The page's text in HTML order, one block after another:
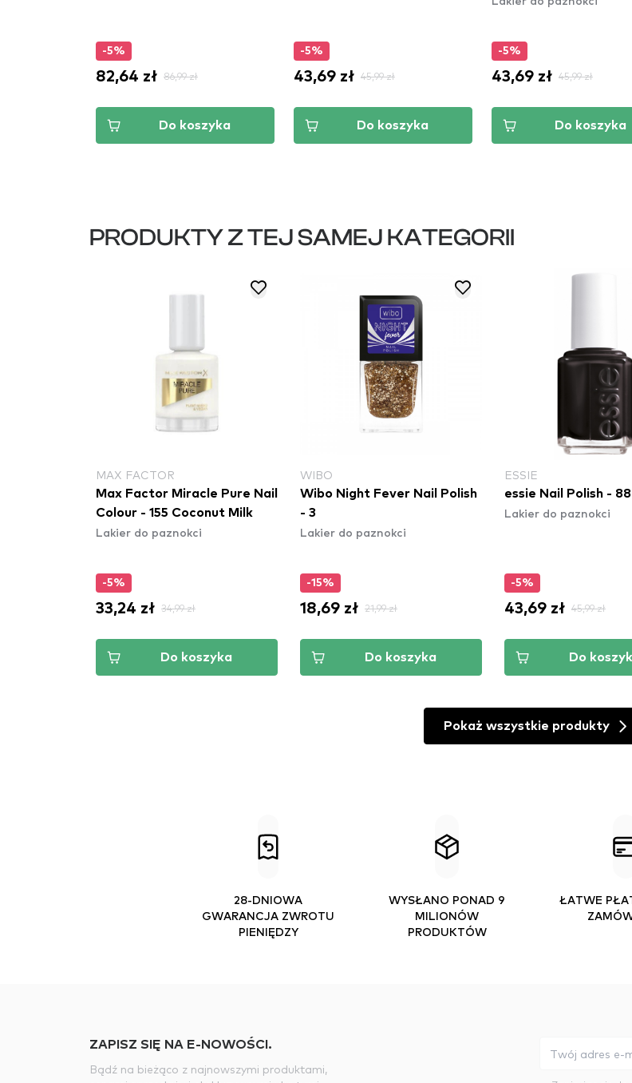
-5%
82,64 zł 86,99 zł
Do koszyka
-5%
43,69 zł 45,99 zł
Do koszyka
-5%
43,69 zł 45,99 zł
Do koszyka
PRODUKTY Z TEJ SAMEJ KATEGORII
MAX FACTOR
Max Factor Miracle Pure Nail
Colour - 155 Coconut Milk
Lakier do paznokci
-5%
33,24 zł 34,99 zł
Do koszyka
WIBO
Wibo Night Fever Nail Polish
- 3
Lakier do paznokci
-15%
18,69 zł 21,99 zł
Do koszyka
ESSIE
essie Nail Polish -
Lakier do paznokci
-5%
43,69 zł 45,99 zł
Do
Pokaż wszystkie produkty
28-DNIOWA
GWARANCJA ZWROTU
PIENIĘDZY
WYSŁANO PONAD 9
MILIONÓW
PRODUKTÓW
ŁATWE
ZAPISZ SIĘ NA E-NOWOŚCI.
Bądź na bieżąco z najnowszymi produktami,